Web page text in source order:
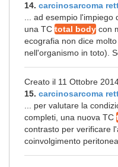
14. carcinosarcoma
... ad esempio
una TC total body con
ecografia non dice
nell'organismo in toto).
Creato il 11 Ottobre
15. carcinosarcoma
... per valutare la
completi, una nuova TC
contrasto per verificare
coinvolgimento